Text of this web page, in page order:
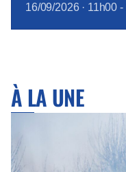
16/09/2026· 11h00 -
À LA UNE